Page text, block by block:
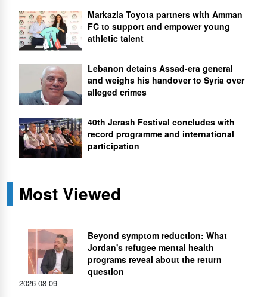
Markazia Toyota partners with Amman
FC to support and empower young
athletic talent
Lebanon detains Assad-era general
and weighs his handover to Syria over
alleged crimes
40th Jerash Festival concludes with
record programme and international
participation
Most Viewed
Beyond symptom reduction: What
Jordan's refugee mental health
programs reveal about the return
question
2026-08-09